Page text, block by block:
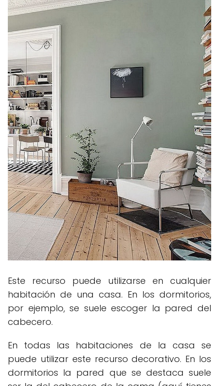
Este recurso puede utilizarse en cualquier
habitación de una casa. En los dormitorios,
por ejemplo, se suele escoger la pared del
cabecero.
En todas las habitaciones de la casa se
puede utilizar este recurso decorativo. En los
dormitorios la pared que se destaca suele